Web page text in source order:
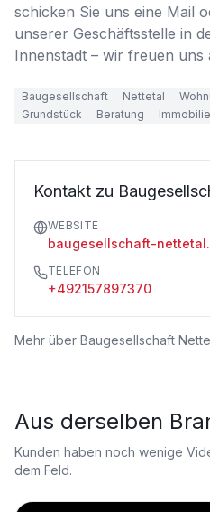
schicken Sie uns eine Mail
unserer Geschäftsstelle in
Innenstadt – wir freuen uns
Baugesellschaft Nettetal
Grundstück
Beratung
Kontakt zu
WEBSITE
baugesellschaft-
TELEFON
+492157897370
Mehr über Baugesellschaft
Aus derselben
Kunden haben noch wenige
dem Feld.